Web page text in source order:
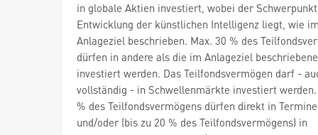
in globale Aktien investiert, wobei der
Entwicklung der künstlichen Intelligenz liegt, wie
Anlageziel beschrieben. Max. 30 % des
dürfen in andere als die im Anlageziel
investiert werden. Das Teilfondsvermögen darf -
vollständig - in Schwellenmärkte investiert werden.
% des Teilfondsvermögens dürfen direkt in
und/oder (bis zu 20 % des Teilfondsvermögens) in